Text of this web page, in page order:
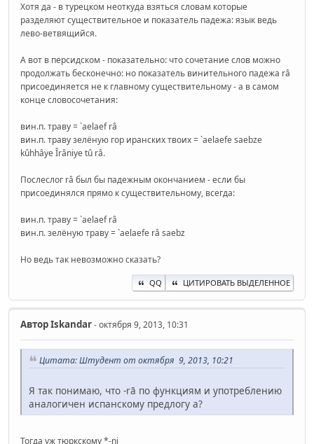
Хотя да - в турецком неоткуда взяться словам которые
разделяют существительное и показатель падежа: язык ведь
лево-ветвящийся.
А вот в персидском - показательно: что сочетание слов можно
продолжать бесконечно: но показатель винительного падежа râ
присоединяется не к главному существительному - а в самом
конце словосочетания:
вин.п. траву = `aelaef râ
вин.п. траву зелёную гор иранских твоих = `aelaefe saebze
kûhhâye Îrâniye tû râ.
Послеслог râ был бы падежным окончанием - если бы
присоединялся прямо к существительному, всегда:
вин.п. траву = `aelaef râ
вин.п. зелёную траву = `aelaefe râ saebz
Но ведь так невозможно сказать?
QQ ЦИТИРОВАТЬ ВЫДЕЛЕННОЕ
АвторIskandar- октября 9, 2013, 10:31
Цитата: Штудент от октября 9, 2013, 10:21
Я так понимаю, что -rā по функциям и употреблению
аналогичен испанскому предлогу a?
Тогда уж тюркскому *-ni